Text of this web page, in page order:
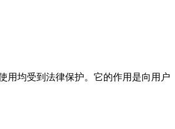
均受到法律保护。它的作用是向用户